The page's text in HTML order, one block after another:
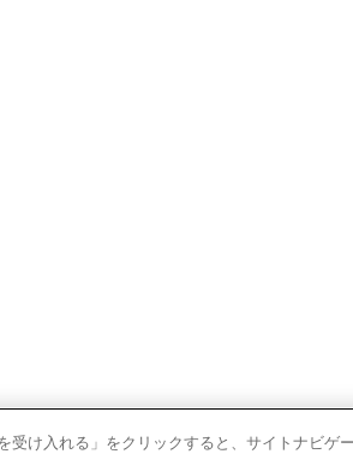
受け入れる」をクリックすると、サイトナビゲ